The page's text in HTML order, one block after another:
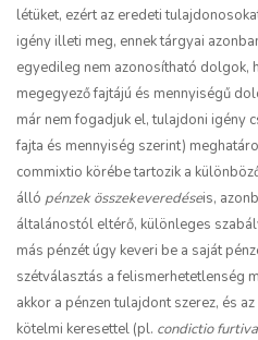
létüket, ezért az eredeti
igény illeti meg, ennek tárgyai
egyedileg nem azonosítható dolgok,
megegyező fajtájú és mennyiségű
már nem fogadjuk el, tulajdoni igény
fajta és mennyiség szerint)
commixtio körébe tartozik a
álló pénzek összekeveredéseis,
általánostól eltérő, különleges
más pénzét úgy keveri be a saját
szétválasztás a felismerhetetlenség
akkor a pénzen tulajdont szerez, és
kötelmi keresettel (pl. condictio furtiva